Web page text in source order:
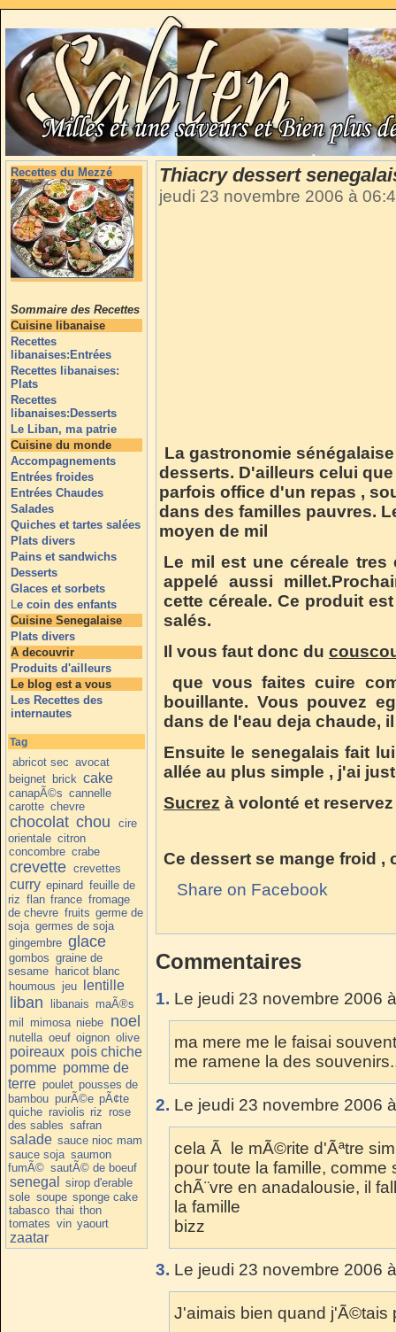
Recettes du Mezzé
Sommaire des Recettes
Cuisine libanaise
Recettes
libanaises:Entrées
Recettes libanaises:
Plats
Recettes
libanaises:Desserts
Le Liban, ma patrie
Cuisine du monde
Accompagnements
Entrées froides
Entrées Chaudes
Salades
Quiches et tartes salées
Plats divers
Pains et sandwichs
Desserts
Glaces et sorbets
Le coin des enfants
Cuisine Senegalaise
Plats divers
A decouvrir
Produits d'ailleurs
Le blog est a vous
Les Recettes des
internautes
Tag
abricot sec avocat
beignet brick cake
canapÃ©s cannelle
carotte chevre
chocolat chou
cire
orientale citron
concombre crabe
crevette crevettes
curry epinard feuille de
riz flan france fromage
de chevre fruits germe de
soja germes de soja
gingembre glace
gombos graine de
sesame haricot blanc
houmous jeu lentille
liban libanais maÃ®s
mil mimosa niebe noel
nutella oeuf oignon olive
poireaux pois chiche
pomme pomme de
terre poulet pousses de
bambou purÃ©e pÃ¢te
quiche raviolis riz rose
des sables safran
salade sauce nioc mam
sauce soja saumon
fumÃ© sautÃ© de boeuf
senegal
sirop d'erable
sole soupe sponge cake
tabasco thai thon
tomates vin yaourt
zaatar
Thiacry dessert
jeudi 23 novembre 2006 à
La gastronomie
desserts. D'ailleurs celui
parfois office d'un repas ,
dans des familles pauvres.
moyen de mil
Le mil est une céreale
appelé aussi
cette céreale. Ce produit
salés.
Il vous faut donc du
que vous faites cuire
bouillante. Vous pouvez
dans de l'eau deja chaude,
Ensuite le senegalais fait
allée au plus simple , j'ai
Sucrez à volonté et
Ce dessert se mange froid ,
Share on Facebook
Commentaires
1. Le jeudi 23 novembre 2006
ma mere me le faisai
me ramene la des
2. Le jeudi 23 novembre 2006
cela Ã le mÃ©rite d'Ãªtre
pour toute la famille, comme
chÃ¨vre en anadalousie, il
la famille
bizz
3. Le jeudi 23 novembre 2006
J'aimais bien quand j'Ã©tais